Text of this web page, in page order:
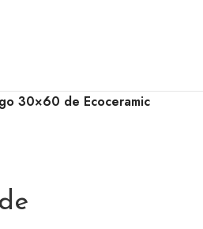
30×60 de Ecoceramic